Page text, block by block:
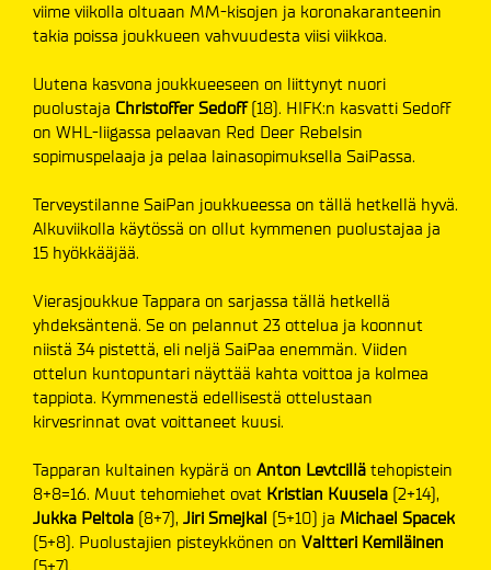
viime viikolla oltuaan MM-kisojen ja koronakaranteenin
takia poissa joukkueen vahvuudesta viisi viikkoa.
Uutena kasvona joukkueeseen on liittynyt nuori
puolustaja Christoffer Sedoff(18). HIFK:n kasvatti Sedoff
on WHL-liigassa pelaavan Red Deer Rebelsin
sopimuspelaaja ja pelaa lainasopimuksella SaiPassa.
Terveystilanne SaiPan joukkueessa on tällä hetkellä hyvä.
Alkuviikolla käytössä on ollut kymmenen puolustajaa ja
15 hyökkääjää.
Vierasjoukkue Tappara on sarjassa tällä hetkellä
yhdeksäntenä. Se on pelannut 23 ottelua ja koonnut
niistä 34 pistettä, eli neljä SaiPaa enemmän. Viiden
ottelun kuntopuntari näyttää kahta voittoa ja kolmea
tappiota. Kymmenestä edellisestä ottelustaan
kirvesrinnat ovat voittaneet kuusi.
Tapparan kultainen kypärä on Anton Levtcillä tehopistein
8+8=16. Muut tehomiehet ovat Kristian Kuusela (2+14),
Jukka Peltola (8+7), Jiri Smejkal (5+10) ja Michael Spacek
(5+8). Puolustajien pisteykkönen on Valtteri Kemiläinen